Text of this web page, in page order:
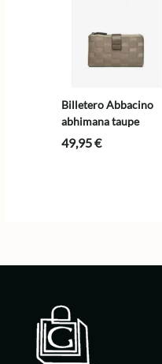
Billetero Abbacino
abhimana taupe
49,95€